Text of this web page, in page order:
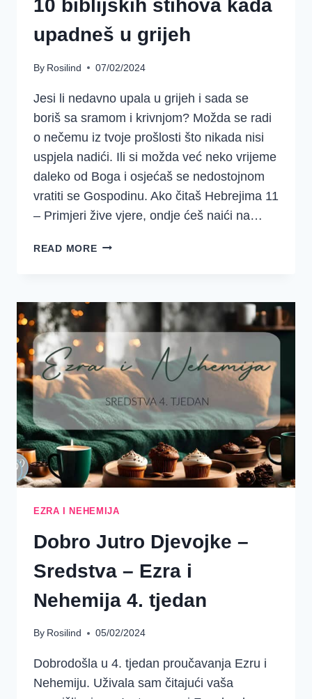
10 biblijskih stihova kada
upadneš u grijeh
By Rosilind 07/02/2024
Jesi li nedavno upala u grijeh i sada se
boriš sa sramom i krivnjom? Možda se radi
o nečemu iz tvoje prošlosti što nikada nisi
uspjela nadići. Ili si možda već neko vrijeme
daleko od Boga i osjećaš se nedostojnom
vratiti se Gospodinu. Ako čitaš Hebrejima 11
– Primjeri žive vjere, ondje ćeš naići na…
READ MORE10
UPADNEŠ
U
GRIJEH
EZRA I NEHEMIJA
Dobro Jutro Djevojke –
Sredstva – Ezra i
Nehemija 4. tjedan
By Rosilind 05/02/2024
Dobrodošla u 4. tjedan proučavanja Ezru i
Nehemiju. Uživala sam čitajući vaša